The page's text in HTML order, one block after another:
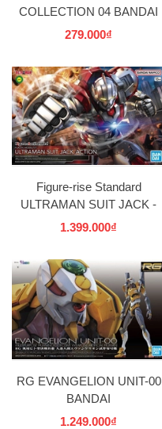
COLLECTION 04 BANDAI
279.000₫
Figure-rise Standard
ULTRAMAN SUIT JACK -
ACTION- BANDAI
1.399.000₫
RG EVANGELION UNIT-00
BANDAI
1.249.000₫